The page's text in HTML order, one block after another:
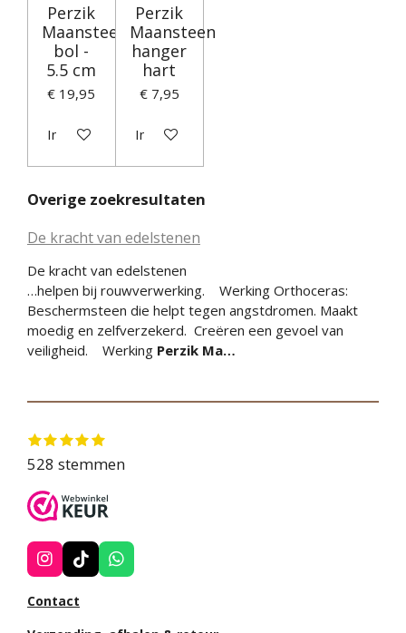
Perzik
Maansteen
bol -
5.5 cm
€ 19,95
In winkelwagen
Perzik
Maansteen
hanger
hart
€ 7,95
In winkelwagen
Overige zoekresultaten
De kracht van edelstenen
De kracht van edelstenen
…helpen bij rouwverwerking. Werking Orthoceras:
Beschermsteen die helpt tegen angstdromen. Maakt
moedig en zelfverzekerd. Creëren een gevoel van
veiligheid. Werking Perzik Ma…
R
a
i
g
:
4
1
t
r
2
t
r
r
e
n
3
t
r
r
n
4
t
r
r
n
5
t
r
r
n
S
t
m
m
e
n
528 stemmen
I
n
s
T
i
W
h
Contact